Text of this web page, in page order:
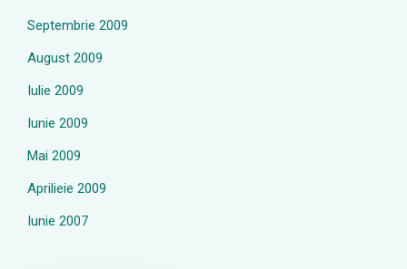
Septembrie 2009
August 2009
Iulie 2009
Iunie 2009
Mai 2009
Aprilieie 2009
Iunie 2007